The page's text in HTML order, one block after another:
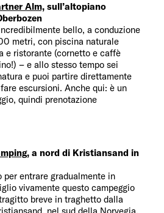
Alm, sull’altopiano
bello, a conduzione
metri, con piscina naturale
e ristorante (cornetto e caffè
– e allo stesso tempo sei
e puoi partire direttamente
escursioni. Anche qui: è un
quindi prenotazione
, a nord di Kristiansand in
per entrare gradualmente in
vivamente questo campeggio
breve in traghetto dalla